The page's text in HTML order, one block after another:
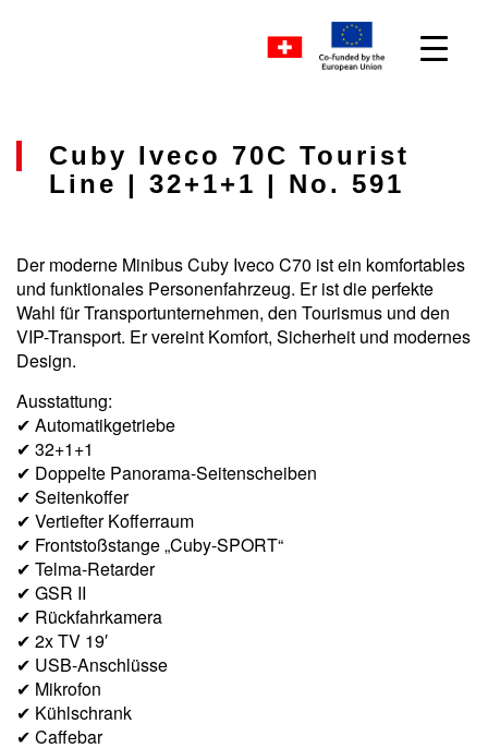
Cuby Iveco 70C Tourist
Line | 32+1+1 | No. 591
Der moderne Minibus Cuby Iveco C70 ist ein komfortables
und funktionales Personenfahrzeug. Er ist die perfekte
Wahl für Transportunternehmen, den Tourismus und den
VIP-Transport. Er vereint Komfort, Sicherheit und modernes
Design.
Ausstattung:
✔ Automatikgetriebe
✔ 32+1+1
✔ Doppelte Panorama-Seitenscheiben
✔ Seitenkoffer
✔ Vertiefter Kofferraum
✔ Frontstoßstange „Cuby-SPORT“
✔ Telma-Retarder
✔ GSR II
✔ Rückfahrkamera
✔ 2x TV 19′
✔ USB-Anschlüsse
✔ Mikrofon
✔ Kühlschrank
✔ Caffebar